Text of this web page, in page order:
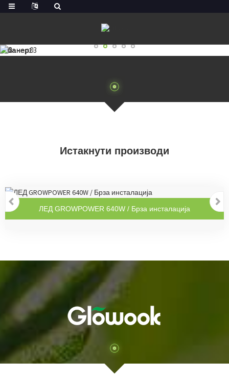
Истакнути производи
ЛЕД GROWPOWER 640W / Брза инсталација